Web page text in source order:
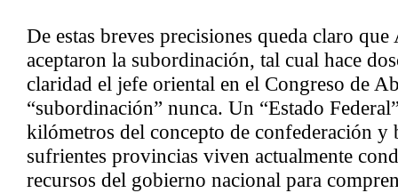
De estas breves precisiones queda claro
aceptaron la subordinación, tal cual hace
claridad el jefe oriental en el Congreso de
“subordinación” nunca. Un “Estado
kilómetros del concepto de confederación y
sufrientes provincias viven actualmente
recursos del gobierno nacional para